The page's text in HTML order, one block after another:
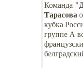
Команда
Тарасова
кубка
группе А